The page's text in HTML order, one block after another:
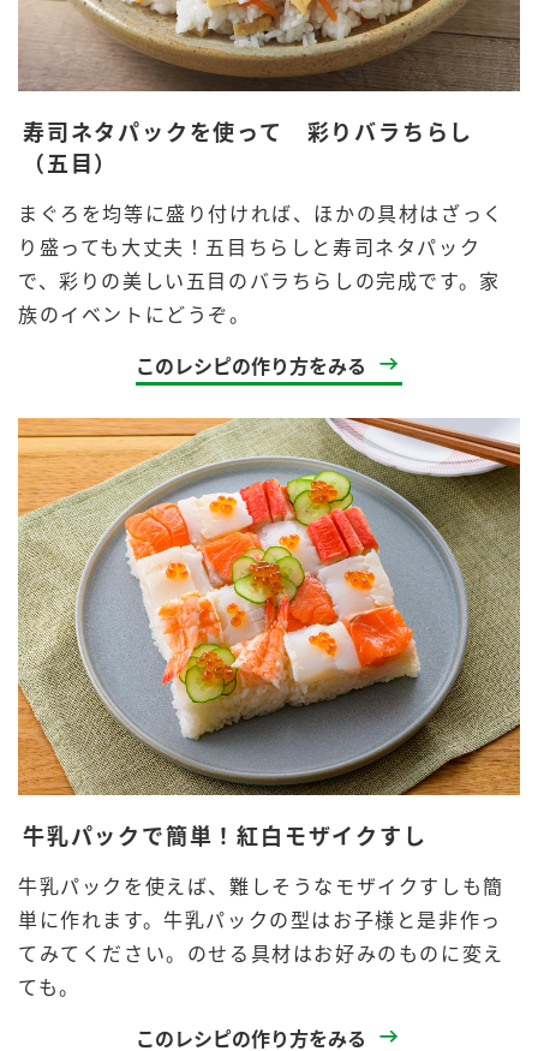
寿司ネタパックを使って 彩りバラちらし
（五目）
まぐろを均等に盛り付ければ、ほかの具材はざっく
り盛っても大丈夫！五目ちらしと寿司ネタパック
で、彩りの美しい五目のバラちらしの完成です。家
族のイベントにどうぞ。
このレシピの作り方をみる
牛乳パックで簡単！紅白モザイクすし
牛乳パックを使えば、難しそうなモザイクすしも簡
単に作れます。牛乳パックの型はお子様と是非作っ
てみてください。のせる具材はお好みのものに変え
ても。
このレシピの作り方をみる